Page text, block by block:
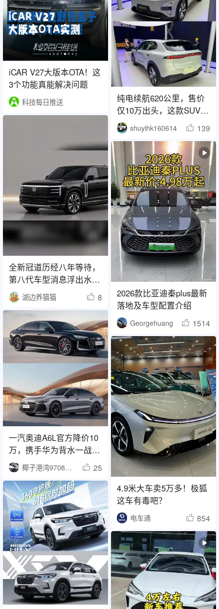
iCAR V27大版本OTA！这
3个功能真能解决问题
科技每日推送
纯电续航620公里，售价
仅10万出头，这款SUV在
4月销量突破1.7万辆，令
竞争对手倍感压力？
shuyihk160614 139
全新冠道历经八年等待，
第八代车型消息浮出水
面，轴距扩展至 2920 毫
米，搭载 2.0T 引擎匹配
10AT 变速箱，这款车型
是否依然值得关注？
湖边养猫猫 8
2026款比亚迪秦plus最新
落地及车型配置介绍
Georgehuang 1514
一汽奥迪A6L官方降价10
万，携手华为背水一战，
为何此次却无人问津
椰子港湾970802 25
4.9米大车卖5万多！极狐
这车有毒吧？
电车通 854